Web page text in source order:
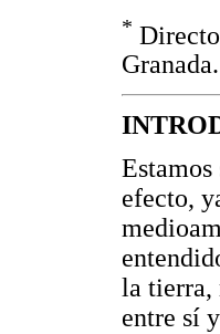
*
efecto,
la tierra,
entre sí